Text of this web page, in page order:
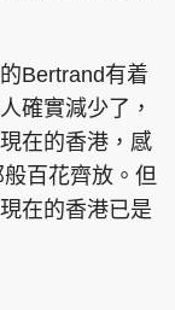
Bertrand有着
確實減少了，
在的香港，感
百花齊放。但
在的香港已是